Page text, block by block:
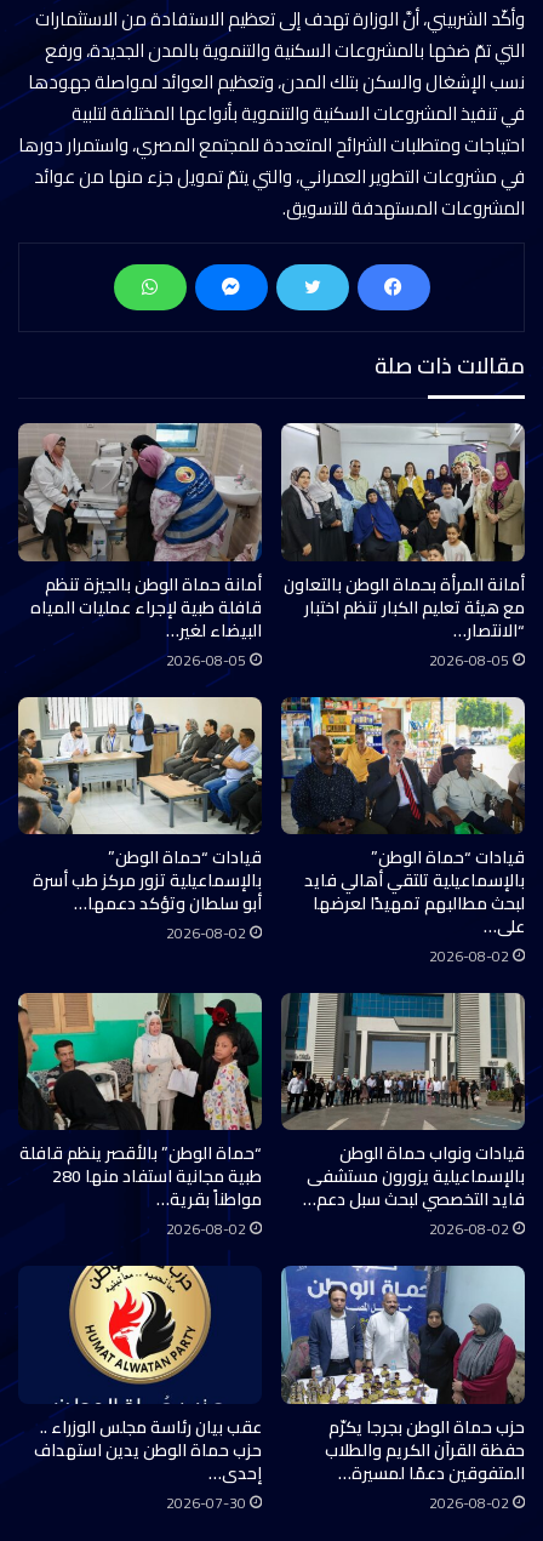
وأكّد الشربيني، أنَّ الوزارة تهدف إلى تعظيم الاستفادة من الاستثمارات
التي تمّ ضخها بالمشروعات السكنية والتنموية بالمدن الجديدة، ورفع
نسب الإشغال والسكن بتلك المدن، وتعظيم العوائد لمواصلة جهودها
في تنفيذ المشروعات السكنية والتنموية بأنواعها المختلفة لتلبية
احتياجات ومتطلبات الشرائح المتعددة للمجتمع المصري، واستمرار دورها
في مشروعات التطوير العمراني، والتي يتمّ تمويل جزء منها من عوائد
المشروعات المستهدفة للتسويق.
مقالات ذات صلة
أمانة المرأة بحماة الوطن بالتعاون
مع هيئة تعليم الكبار تنظم اختبار
“الانتصار…
2026-08-05
أمانة حماة الوطن بالجيزة تنظم
قافلة طبية لإجراء عمليات المياه
البيضاء لغير…
2026-08-05
قيادات “حماة الوطن”
بالإسماعيلية تلتقي أهالي فايد
لبحث مطالبهم تمهيدًا لعرضها
على…
2026-08-02
قيادات “حماة الوطن”
بالإسماعيلية تزور مركز طب أسرة
أبو سلطان وتؤكد دعمها…
2026-08-02
قيادات ونواب حماة الوطن
بالإسماعيلية يزورون مستشفى
فايد التخصصي لبحث سبل دعم…
2026-08-02
“حماة الوطن” بالأقصر ينظم قافلة
طبية مجانية استفاد منها 280
مواطناً بقرية…
2026-08-02
حزب حماة الوطن بجرجا يكرّم
حفظة القرآن الكريم والطلاب
المتفوقين دعمًا لمسيرة…
2026-08-02
عقب بيان رئاسة مجلس الوزراء ..
حزب حماة الوطن يدين استهداف
إحدى…
2026-07-30